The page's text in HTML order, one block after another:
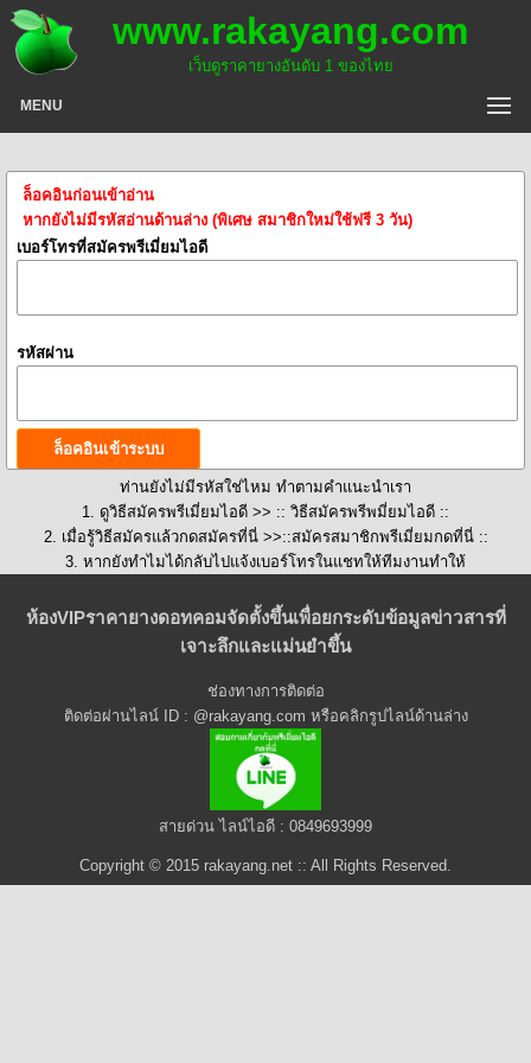
www.rakayang.com
เว็บดูราคายางอันดับ 1 ของไทย
MENU
ล็อคอินก่อนเข้าอ่าน
หากยังไม่มีรหัสอ่านด้านล่าง (พิเศษ สมาชิกใหม่ใช้ฟรี 3 วัน)
เบอร์โทรที่สมัครพรีเมี่ยมไอดี
รหัสผ่าน
ท่านยังไม่มีรหัสใช่ไหม ทำตามคำแนะนำเรา
1. ดูวิธีสมัครพรีเมี่ยมไอดี >> :: วิธีสมัครพรีพมี่ยมไอดี ::
2. เมื่อรู้วิธีสมัครแล้วกดสมัครที่นี่ >>::สมัครสมาชิกพรีเมี่ยมกดที่นี่ ::
3. หากยังทำไมได้กลับไปแจ้งเบอร์โทรในแชทให้ทีมงานทำให้
ห้องVIPราคายางดอทคอมจัดตั้งขึ้นเพื่อยกระดับข้อมูลข่าวสารที่
เจาะลึกและแม่นยำขึ้น
ช่องทางการติดต่อ
ติดต่อผ่านไลน์ ID : @rakayang.com หรือคลิกรูปไลน์ด้านล่าง
สายด่วน ไลน์ไอดี : 0849693999
Copyright © 2015 rakayang.net :: All Rights Reserved.